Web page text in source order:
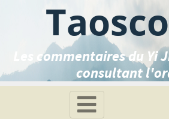
Les commentaires du Yi
consultant